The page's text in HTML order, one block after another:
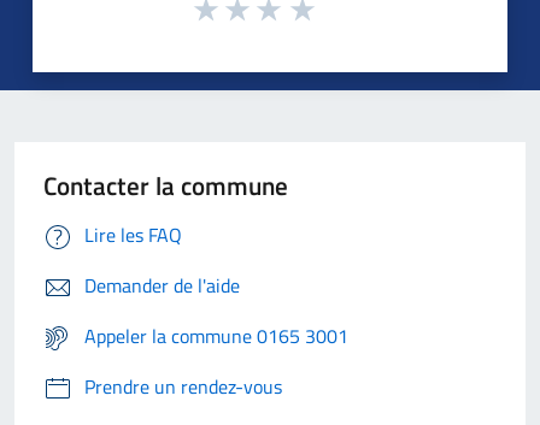
Contacter la commune
Lire les FAQ
Demander de l'aide
Appeler la commune 0165 3001
Prendre un rendez-vous